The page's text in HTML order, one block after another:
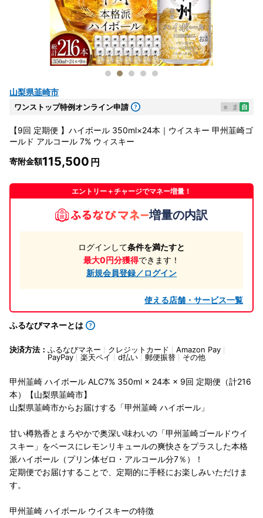
山梨県韮崎市
ワンストップ特例オンライン申請 e ま 自
【9回 定期便 】ハイボール 350ml×24本｜ウイスキー 甲州韮崎ゴ
ールド アルコール 7% ウィスキー
寄附金額115,500
エントリー＋チャージでマネー増量！
増量の内訳
ログインして条件を満たすと
最大0円分獲得できます！
新規会員登録／ログイン
使える店舗・サービス一覧
ふるなびマネーとは
決済方法： ふるなびマネー クレジットカード
Amazon Pay
PayPay
楽天ペイ d払い 郵便振替 その他
甲州韮崎 ハイボール ALC7% 350ml × 24本 × 9回 定期便（計216
本）【山梨県韮崎市】
山梨県韮崎市からお届けする「甲州韮崎 ハイボール」
甘い樽熟香とまろやかで奥深い味わいの「甲州韮崎ゴールドウイ
スキー」をベースにレモンリキュールの爽快さをプラスした本格
派ハイボール（プリン体ゼロ・アルコール分7％）！
定期便でお届けすることで、定期的に手軽にお楽しみいただけま
す。
甲州韮崎 ハイボール ウイスキーの特徴